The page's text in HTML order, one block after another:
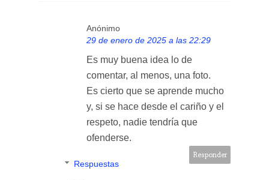
Anónimo
29 de enero de 2025 a las 22:29
Es muy buena idea lo de
comentar, al menos, una foto.
Es cierto que se aprende mucho
y, si se hace desde el cariño y el
respeto, nadie tendría que
ofenderse.
Responder
Respuestas